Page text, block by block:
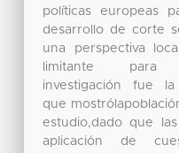
políticas europeas
desarrollo de corte
una perspectiva
limitante para
investigación fue la
que
estudio,dado que
aplicación de